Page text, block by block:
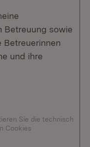
Betreuung sowie
und ihre
Sie die technisch
Cookies